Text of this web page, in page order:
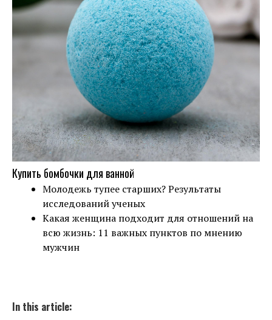
Купить бомбочки для ванной
Молодежь тупее старших? Результаты
исследований ученых
Какая женщина подходит для отношений на
всю жизнь: 11 важных пунктов по мнению
мужчин
In this article: